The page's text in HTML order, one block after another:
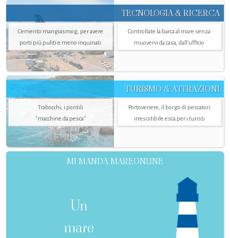
TECNOLOGIA & RICERCA
Cemento mangiasmog, per avere
porti più puliti e meno inquinati
Controllate la barca al mare senza
muovervi da casa, dall’ufficio
TURISMO & ATTRAZIONI
Trabocchi, i pontili
"macchine da pesca"
Portovenere, il borgo di pescatori
irresistibile esca per i turisti
MI MANDA MAREONLINE
Un
mare